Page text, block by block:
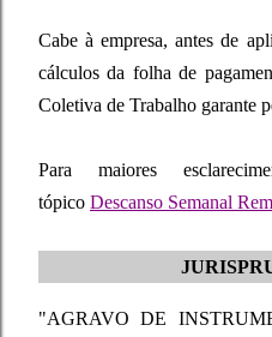
Cabe à empresa, antes de
cálculos da folha de
Coletiva de Trabalho garante
Para maiores
tópico Descanso Semanal
"AGRAVO DE